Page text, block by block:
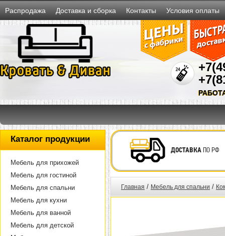
Распродажа Доставка и сборка Контакты Условия оплаты
Каталог продукции
Мебель для прихожей
Мебель для гостиной
Мебель для спальни
Мебель для кухни
Мебель для ванной
Мебель для детской
ДОСТАВКАПО РФ
Главная / Мебель для спальни /